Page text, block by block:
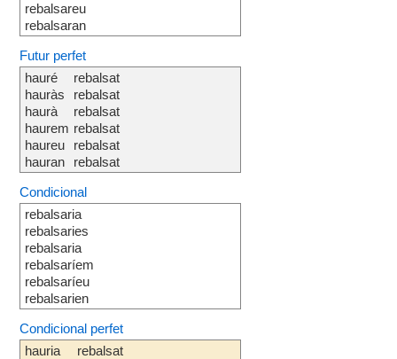
rebalsareu
rebalsaran
Futur perfet
hauré
hauràs
haurà
haurem
haureu
hauran
rebalsat
rebalsat
rebalsat
rebalsat
rebalsat
rebalsat
Condicional
rebalsaria
rebalsaries
rebalsaria
rebalsaríem
rebalsaríeu
rebalsarien
Condicional perfet
hauria
rebalsat